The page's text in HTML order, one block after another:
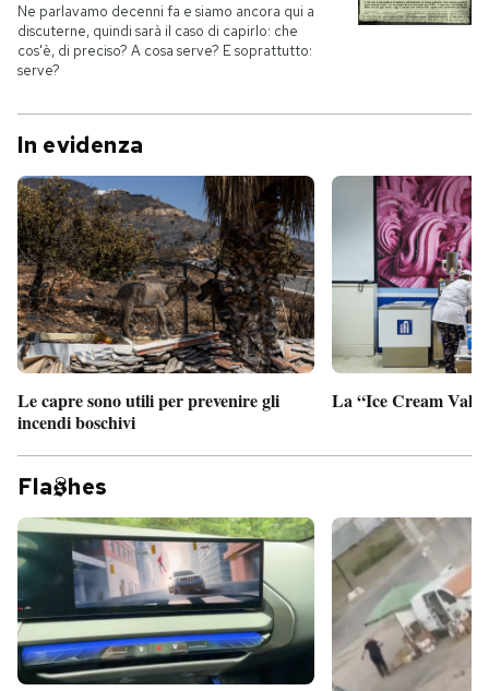
Ne parlavamo decenni fa e siamo ancora qui a
discuterne, quindi sarà il caso di capirlo: che
cos'è, di preciso? A cosa serve? E soprattutto:
serve?
In evidenza
Le capre sono utili per prevenire gli
incendi boschivi
La “Ice Cream
Fla hes